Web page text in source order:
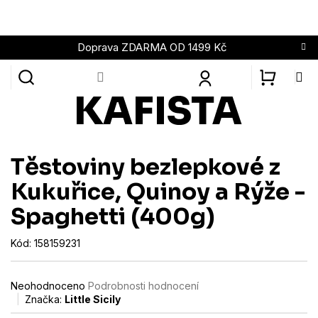
obsah
Doprava ZDARMA OD 1499 Kč
Těstoviny bezlepkové z
Kukuřice, Quinoy a Rýže -
Spaghetti (400g)
Kód: 158159231
Průměrné
hodnocení
produktu
Neohodnoceno Podrobnosti hodnocení
Značka: Little Sicily